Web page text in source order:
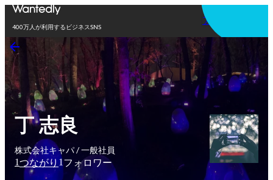
400万人が利用するビジネスSNS
アプリを使う
丁 志良
株式会社キャパ / 一般社員
1つながり 1フォロワー